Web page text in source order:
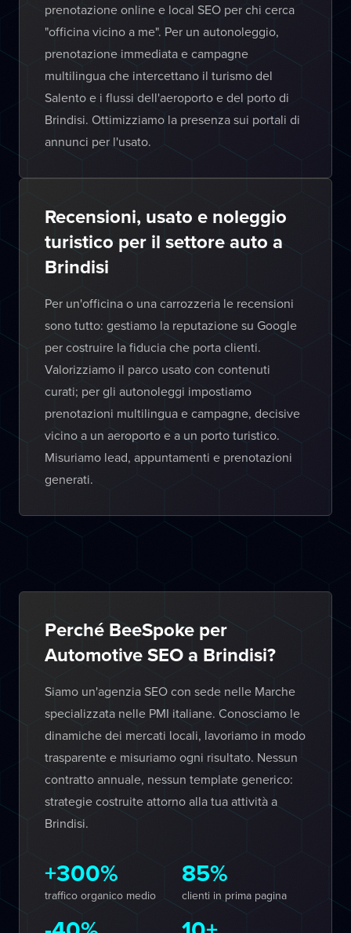
prenotazione online e local SEO per chi cerca
"officina vicino a me". Per un autonoleggio,
prenotazione immediata e campagne
multilingua che intercettano il turismo del
Salento e i flussi dell'aeroporto e del porto di
Brindisi. Ottimizziamo la presenza sui portali di
annunci per l'usato.
Recensioni, usato e noleggio
turistico per il settore auto a
Brindisi
Per un'officina o una carrozzeria le recensioni
sono tutto: gestiamo la reputazione su Google
per costruire la fiducia che porta clienti.
Valorizziamo il parco usato con contenuti
curati; per gli autonoleggi impostiamo
prenotazioni multilingua e campagne, decisive
vicino a un aeroporto e a un porto turistico.
Misuriamo lead, appuntamenti e prenotazioni
generati.
Perché BeeSpoke per
Automotive SEO a Brindisi?
Siamo un'agenzia SEO con sede nelle Marche
specializzata nelle PMI italiane. Conosciamo le
dinamiche dei mercati locali, lavoriamo in modo
trasparente e misuriamo ogni risultato. Nessun
contratto annuale, nessun template generico:
strategie costruite attorno alla tua attività a
Brindisi.
+300%
traffico organico medio
85%
clienti in prima pagina